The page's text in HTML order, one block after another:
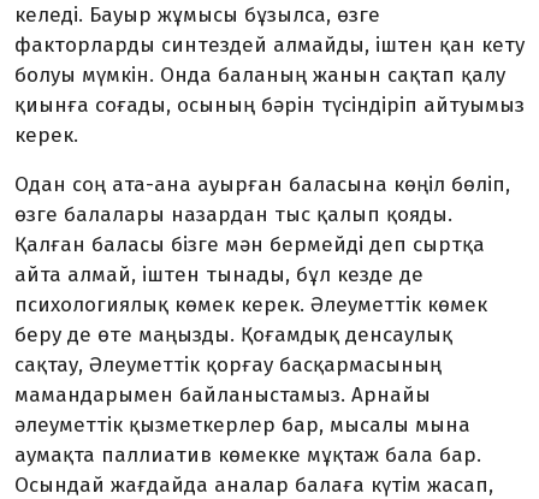
келеді. Бауыр жұмысы бұзылса, өзге
факторларды синтездей алмайды, іштен қан кету
болуы мүмкін. Онда баланың жанын сақтап қалу
қиынға соғады, осының бәрін түсіндіріп айтуымыз
керек.
Одан соң ата-ана ауырған баласына көңіл бөліп,
өзге балалары назардан тыс қалып қояды.
Қалған баласы бізге мән бермейді деп сыртқа
айта алмай, іштен тынады, бұл кезде де
психологиялық көмек керек. Әлеуметтік көмек
беру де өте маңызды. Қоғамдық денсаулық
сақтау, Әлеуметтік қорғау басқармасының
мамандарымен байланыстамыз. Арнайы
әлеуметтік қызметкерлер бар, мысалы мына
аумақта паллиатив көмекке мұқтаж бала бар.
Осындай жағдайда аналар балаға күтім жасап,